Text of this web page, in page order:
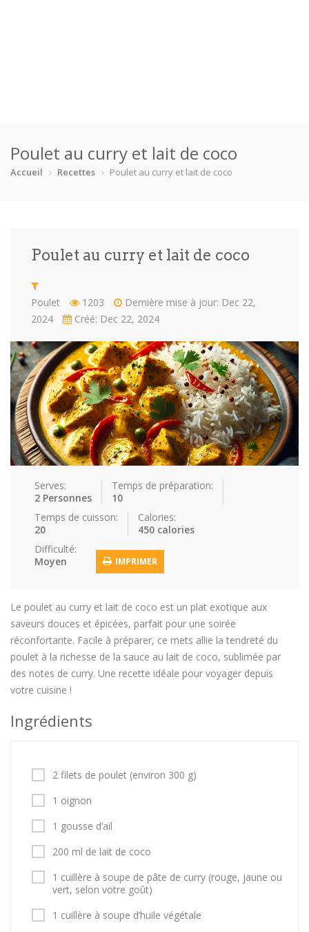
Catégories
Gâteaux Pain Pâtes
Plat princ… Poisson Porc
Soupes St valenti…
Viande
Recettes
Conseils et astuces
Nous contacter
Connexion / Inscription
Poulet au curry et lait de coco
Accueil Recettes Poulet au curry et lait de coco
Poulet au curry et lait de coco
Poulet 1203
Dernière mise à jour: Dec 22,
2024
Créé: Dec 22, 2024
Serves:
2 Personnes
Temps de préparation:
10
Temps de cuisson:
20
Calories:
450 calories
Difficulté:
Moyen
IMPRIMER
Le poulet au curry et lait de coco est un plat exotique aux
saveurs douces et épicées, parfait pour une soirée
réconfortante. Facile à préparer, ce mets allie la tendreté du
poulet à la richesse de la sauce au lait de coco, sublimée par
des notes de curry. Une recette idéale pour voyager depuis
votre cuisine !
Ingrédients
2 filets de poulet (environ 300 g)
1 oignon
1 gousse d’ail
200 ml de lait de coco
1 cuillère à soupe de pâte de curry (rouge, jaune ou
vert, selon votre goût)
1 cuillère à soupe d’huile végétale